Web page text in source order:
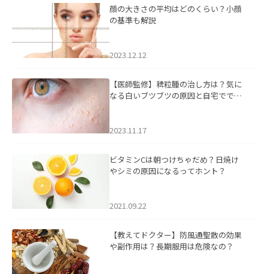
顔の大きさの平均はどのくらい？小顔
の基準も解説
2023.12.12
【医師監修】稗粒腫の治し方は？気に
なる白いブツブツの原因と自宅ででき
2023.11.17
ビタミンCは朝つけちゃだめ？日焼け
やシミの原因になるってホント？
2021.09.22
【教えてドクター】防風通聖散の効果
や副作用は？長期服用は危険なの？